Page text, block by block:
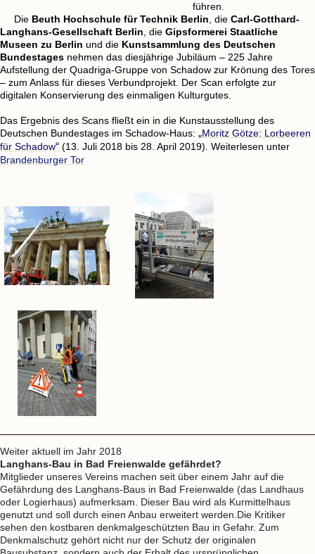
führen.
Die Beuth Hochschule für Technik Berlin , die Carl-Gotthard-
Langhans-Gesellschaft Berlin , die Gipsformerei Staatliche
Museen zu Berlin und die Kunstsammlung des Deutschen
Bundestages nehmen das diesjährige Jubiläum – 225 Jahre
Aufstellung der Quadriga-Gruppe von Schadow zur Krönung des Tores
– zum Anlass für dieses Verbundprojekt. Der Scan erfolgte zur
digitalen Konservierung des einmaligen Kulturgutes.
Das Ergebnis des Scans fließt ein in die Kunstausstellung des
Deutschen Bundestages im Schadow-Haus: „Moritz Götze: Lorbeeren
für Schadow“ (13. Juli 2018 bis 28. April 2019). Weiterlesen unter
Brandenburger Tor
Weiter aktuell im Jahr 2018
Langhans-Bau in Bad Freienwalde gefährdet?
Mitglieder unseres Vereins machen seit über einem Jahr auf die
Gefährdung des Langhans-Baus in Bad Freienwalde (das Landhaus
oder Logierhaus) aufmerksam. Dieser Bau wird als Kurmittelhaus
genutzt und soll durch einen Anbau erweitert werden.Die Kritiker
sehen den kostbaren denkmalgeschützten Bau in Gefahr. Zum
Denkmalschutz gehört nicht nur der Schutz der originalen